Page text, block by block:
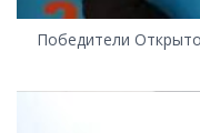
Победители